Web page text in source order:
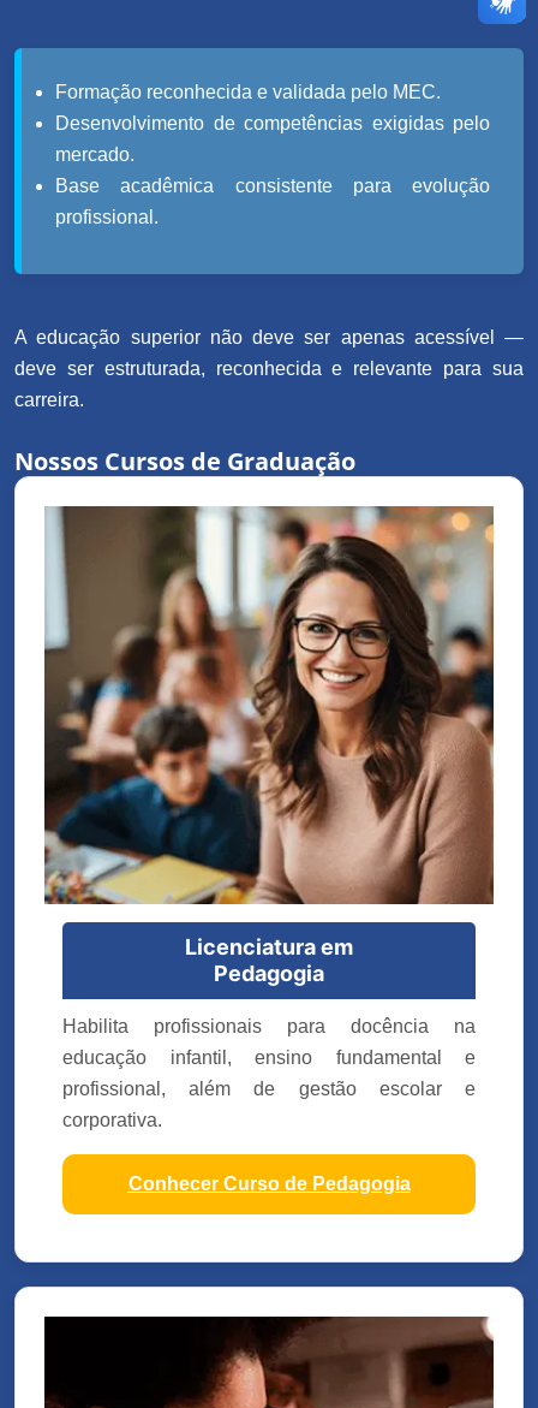
Formação reconhecida e validada pelo MEC.
Desenvolvimento de competências exigidas pelo
mercado.
Base acadêmica consistente para evolução
profissional.
A educação superior não deve ser apenas acessível —
deve ser estruturada, reconhecida e relevante para sua
carreira.
Nossos Cursos de Graduação
Licenciatura em
Pedagogia
Habilita profissionais para docência na
educação infantil, ensino fundamental e
profissional, além de gestão escolar e
corporativa.
Conhecer Curso de Pedagogia